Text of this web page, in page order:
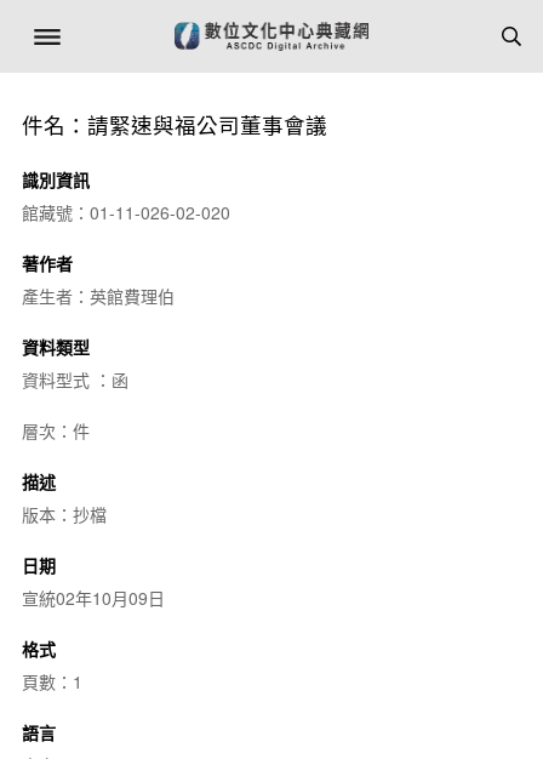
件名：請緊速與福公司董事會議
識別資訊
館藏號：01-11-026-02-020
著作者
產生者：英館費理伯
資料類型
資料型式 ：函
層次：件
描述
版本：抄檔
日期
宣統02年10月09日
格式
頁數：1
語言